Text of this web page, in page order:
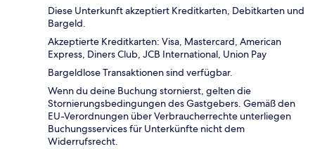
Diese Unterkunft akzeptiert Kreditkarten, Debitkarten und
Bargeld.
Akzeptierte Kreditkarten: Visa, Mastercard, American
Express, Diners Club, JCB International, Union Pay
Bargeldlose Transaktionen sind verfügbar.
Wenn du deine Buchung stornierst, gelten die
Stornierungsbedingungen des Gastgebers. Gemäß den
EU-Verordnungen über Verbraucherrechte unterliegen
Buchungsservices für Unterkünfte nicht dem
Widerrufsrecht.